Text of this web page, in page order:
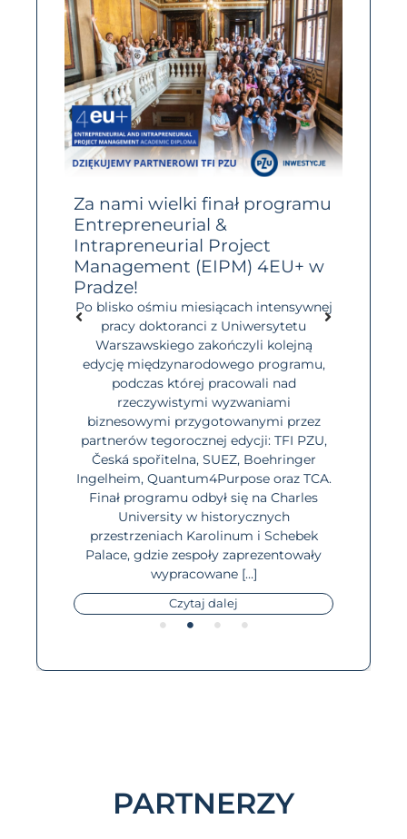
Za nami wielki finał programu
Entrepreneurial &
Intrapreneurial Project
Management (EIPM) 4EU+ w
Pradze!
Po blisko ośmiu miesiącach intensywnej
pracy doktoranci z Uniwersytetu
Warszawskiego zakończyli kolejną
edycję międzynarodowego programu,
podczas której pracowali nad
rzeczywistymi wyzwaniami
biznesowymi przygotowanymi przez
partnerów tegorocznej edycji: TFI PZU,
Česká spořitelna, SUEZ, Boehringer
Ingelheim, Quantum4Purpose oraz TCA.
Finał programu odbył się na Charles
University w historycznych
przestrzeniach Karolinum i Schebek
Palace, gdzie zespoły zaprezentowały
wypracowane […]
Czytaj dalej
PARTNERZY